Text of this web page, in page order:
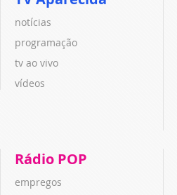
notícias
programação
tv ao vivo
vídeos
Rádio POP
empregos